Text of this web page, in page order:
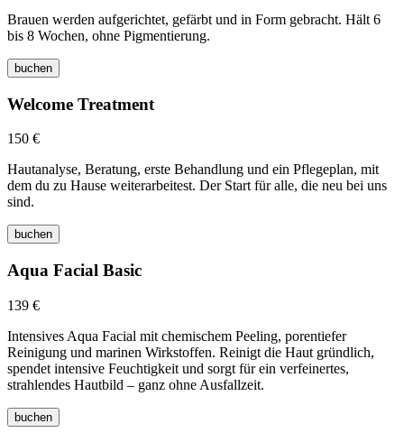
Brauen werden aufgerichtet, gefärbt und in Form gebracht. Hält 6
bis 8 Wochen, ohne Pigmentierung.
buchen
Welcome Treatment
150 €
Hautanalyse, Beratung, erste Behandlung und ein Pflegeplan, mit
dem du zu Hause weiterarbeitest. Der Start für alle, die neu bei uns
sind.
buchen
Aqua Facial Basic
139 €
Intensives Aqua Facial mit chemischem Peeling, porentiefer
Reinigung und marinen Wirkstoffen. Reinigt die Haut gründlich,
spendet intensive Feuchtigkeit und sorgt für ein verfeinertes,
strahlendes Hautbild – ganz ohne Ausfallzeit.
buchen